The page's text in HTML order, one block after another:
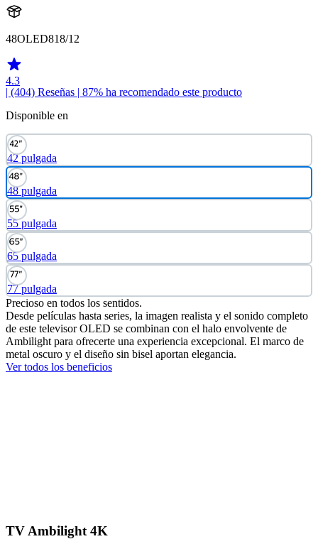
48OLED818/12
4.3
| (404) Reseñas | 87% ha recomendado este producto
Disponible en
42 pulgada
48 pulgada
55 pulgada
65 pulgada
77 pulgada
Precioso en todos los sentidos.
Desde películas hasta series, la imagen realista y el sonido completo
de este televisor OLED se combinan con el halo envolvente de
Ambilight para ofrecerte una experiencia excepcional. El marco de
metal oscuro y el diseño sin bisel aportan elegancia.
Ver todos los beneficios
TV Ambilight 4K